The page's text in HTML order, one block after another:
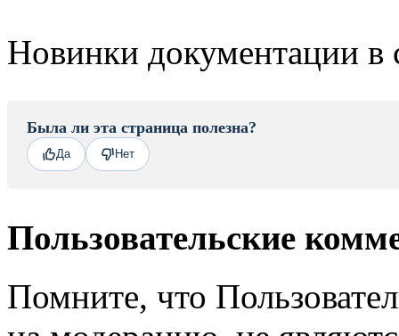
Новинки документации в
Была ли эта страница полезна?
Да Нет
Пользовательские
Помните, что